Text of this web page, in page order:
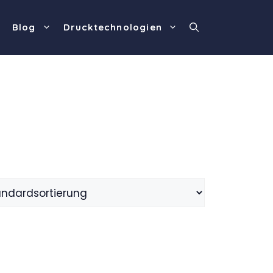
Blog Drucktechnologien